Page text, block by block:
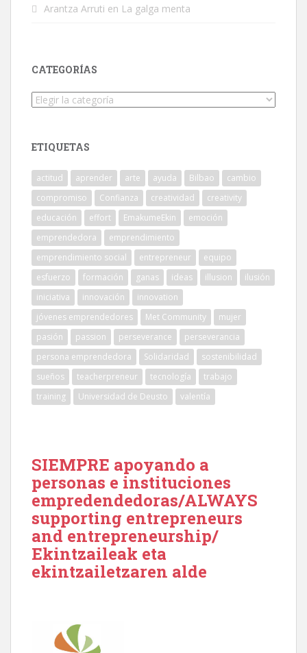
Arantza Arruti en La galga menta
CATEGORÍAS
Categorías
ETIQUETAS
actitud aprender arte ayuda Bilbao
cambio
compromiso
Confianza creatividad
creativity
educación
effort EmakumeEkin
emoción
emprendedora
emprendimiento
emprendimiento social
entrepreneur
equipo
esfuerzo
formación ganas ideas illusion
ilusión
iniciativa
innovación
innovation
jóvenes emprendedores
Met Community
mujer
pasión
passion perseverance
perseverancia
persona emprendedora
Solidaridad
sostenibilidad
sueños
teacherpreneur tecnología
trabajo
training
Universidad de Deusto valentía
SIEMPRE apoyando a
personas e instituciones
empredendedoras/ALWAYS
supporting entrepreneurs
and entrepreneurship/
Ekintzaileak eta
ekintzailetzaren alde